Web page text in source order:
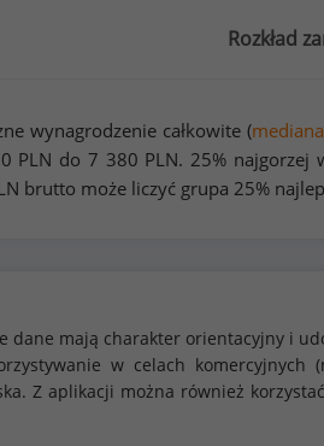
Rozkład
wynagrodzenie całkowite (mediana
PLN do 7 380 PLN. 25% najgorzej
brutto może liczyć grupa 25%
dane mają charakter orientacyjny i
w celach
Z aplikacji można również